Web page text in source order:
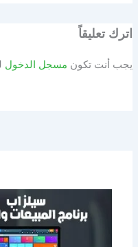
اترك تعليقاً
يجب أنت تكون مسجل الدخول